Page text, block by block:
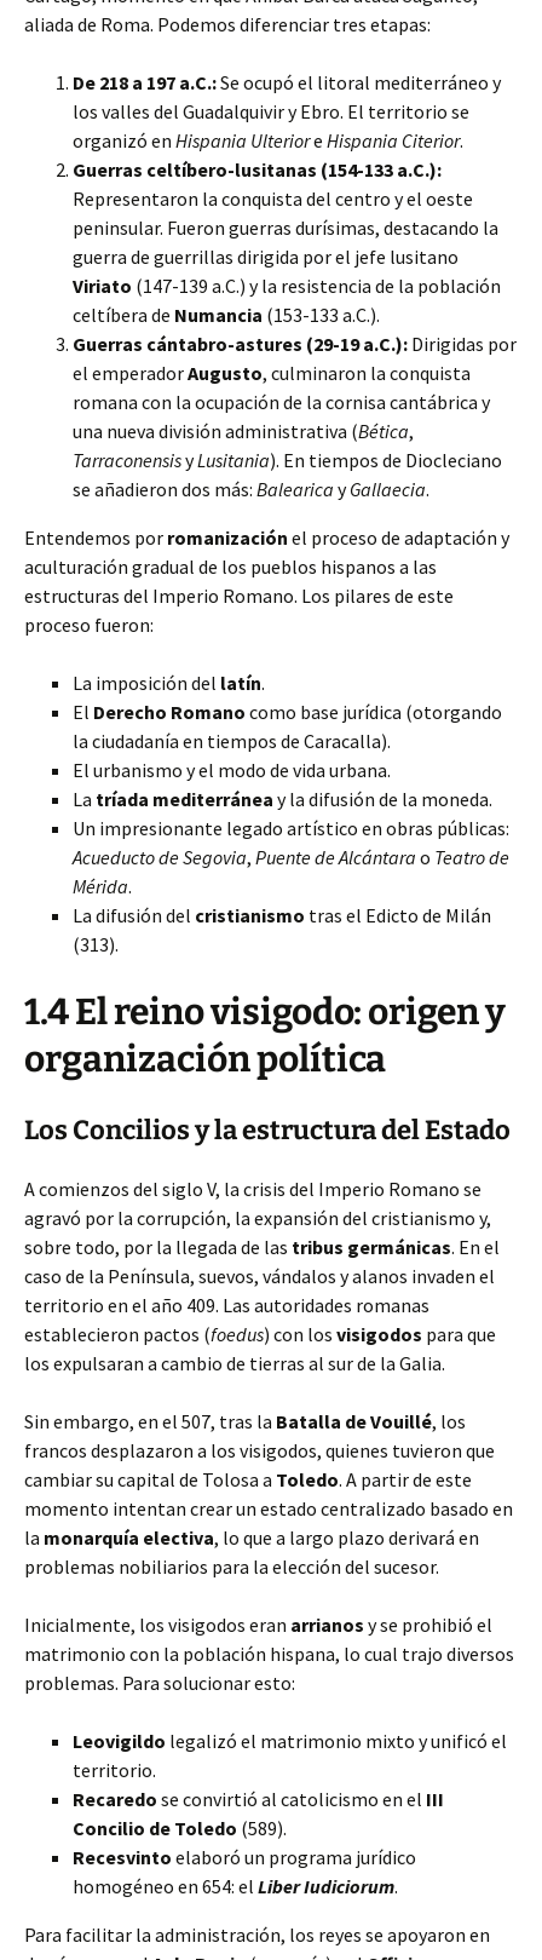
aliada de Roma. Podemos diferenciar tres etapas:
De 218 a 197 a.C.:Se ocupó el litoral mediterráneo y
los valles del Guadalquivir y Ebro. El territorio se
organizó en Hispania Ulteriore Hispania Citerior.
Guerras celtíbero-lusitanas (154-133 a.C.):
Representaron la conquista del centro y el oeste
peninsular. Fueron guerras durísimas, destacando la
guerra de guerrillas dirigida por el jefe lusitano
Viriato (147-139 a.C.) y la resistencia de la población
celtíbera de Numancia (153-133 a.C.).
Guerras cántabro-astures (29-19 a.C.): Dirigidas por
el emperadorAugusto, culminaron la conquista
romana con la ocupación de la cornisa cantábrica y
una nueva división administrativa (Bética,
TarraconensisyLusitania). En tiempos de Diocleciano
se añadieron dos más: Balearica yGallaecia.
Entendemos por romanización el proceso de adaptación y
aculturación gradual de los pueblos hispanos a las
estructuras del Imperio Romano. Los pilares de este
proceso fueron:
La imposición del latín.
El Derecho Romano como base jurídica (otorgando
la ciudadanía en tiempos de Caracalla).
El urbanismo y el modo de vida urbana.
La tríada mediterránea y la difusión de la moneda.
Un impresionante legado artístico en obras públicas:
Acueducto de Segovia, Puente de Alcántara o Teatro de
Mérida.
La difusión del cristianismo tras el Edicto de Milán
(313).
1.4 El reino visigodo: origen y
organización política
Los Concilios y la estructura del Estado
A comienzos del siglo V, la crisis del Imperio Romano se
agravó por la corrupción, la expansión del cristianismo y,
sobre todo, por la llegada de las tribus germánicas. En el
caso de la Península, suevos, vándalos y alanos invaden el
territorio en el año 409. Las autoridades romanas
establecieron pactos (foedus) con los visigodos para que
los expulsaran a cambio de tierras al sur de la Galia.
Sin embargo, en el 507, tras la Batalla de Vouillé, los
francos desplazaron a los visigodos, quienes tuvieron que
cambiar su capital de Tolosa a Toledo. A partir de este
momento intentan crear un estado centralizado basado en
la monarquía electiva, lo que a largo plazo derivará en
problemas nobiliarios para la elección del sucesor.
Inicialmente, los visigodos eran arrianos y se prohibió el
matrimonio con la población hispana, lo cual trajo diversos
problemas. Para solucionar esto:
Leovigildo legalizó el matrimonio mixto y unificó el
territorio.
Recaredo se convirtió al catolicismo en el III
Concilio de Toledo (589).
Recesvinto elaboró un programa jurídico
homogéneo en 654: el Liber Iudiciorum.
Para facilitar la administración, los reyes se apoyaron en